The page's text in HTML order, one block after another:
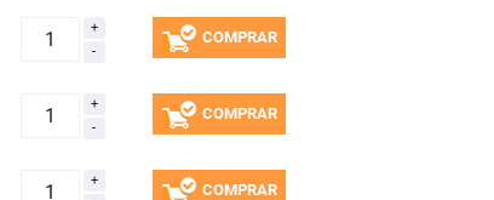
COMPRAR
COMPRAR
COMPRAR